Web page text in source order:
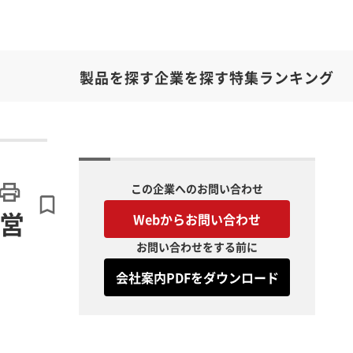
製品を探す企業を探す特集ランキング
この企業へのお問い合わせ
Webからお問い合わせ
お問い合わせをする前に
会社案内PDFをダウンロード